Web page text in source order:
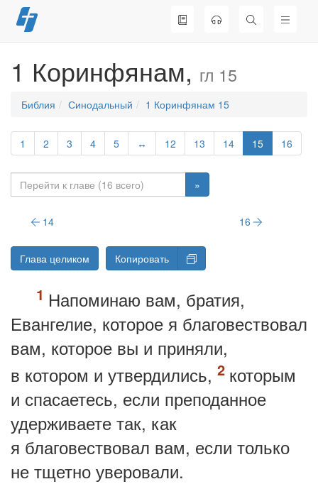
Перейти
к
1 Коринфянам, гл 15
Библия Синодальный 1 Коринфянам 15
1 2 3 4 5 ↔ 12 13 14 15 16
»
14 16
Глава целиком Копировать
Напоминаю вам, братия,
Евангелие, которое я благовествовал
вам, которое вы и приняли,
в котором и утвердились,
которым
и спасаетесь, если преподанное
удерживаете так, как
я благовествовал вам, если только
не тщетно уверовали.